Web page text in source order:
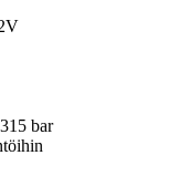
bar